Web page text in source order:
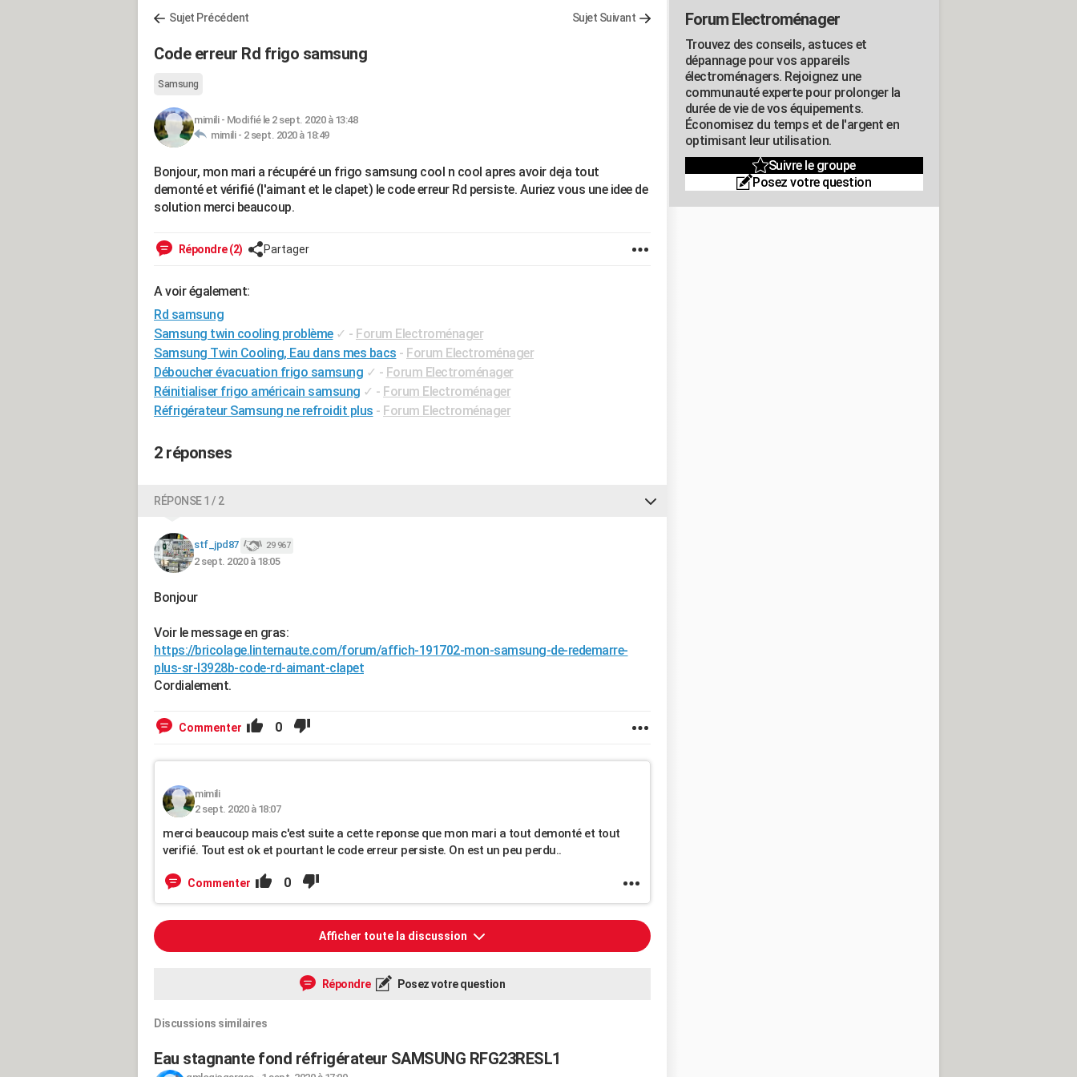
Sujet Précédent Sujet Suivant
Code erreur Rd frigo samsung
Samsung
mimili- Modifié le 2 sept. 2020 à 13:48
mimili - 2 sept. 2020 à 18:49
Bonjour, mon mari a récupéré un frigo samsung cool n cool apres avoir deja tout
demonté et vérifié (l'aimant et le clapet) le code erreur Rd persiste. Auriez vous une idee de
solution merci beaucoup.
Répondre (2) Partager
A voir également:
Rd samsung
Samsung twin cooling problème ✓ - Forum Electroménager
Samsung Twin Cooling, Eau dans mes bacs - Forum Electroménager
Déboucher évacuation frigo samsung ✓ - Forum Electroménager
Réinitialiser frigo américain samsung ✓ - Forum Electroménager
Réfrigérateur Samsung ne refroidit plus - Forum Electroménager
2 réponses
RÉPONSE 1 / 2
stf_jpd87 29 967
2 sept. 2020 à 18:05
Bonjour
Voir le message en gras:
https://bricolage.linternaute.com/forum/affich-191702-mon-samsung-de-redemarre-
plus-sr-l3928b-code-rd-aimant-clapet
Cordialement.
Commenter 0
mimili
2 sept. 2020 à 18:07
merci beaucoup mais c'est suite a cette reponse que mon mari a tout demonté et tout
verifié. Tout est ok et pourtant le code erreur persiste. On est un peu perdu..
Commenter 0
Afficher toute la discussion
Répondre Posez votre question
Discussions similaires
Eau stagnante fond réfrigérateur SAMSUNG RFG23RESL1
Forum Electroménager
Trouvez des conseils, astuces et
dépannage pour vos appareils
électroménagers. Rejoignez une
communauté experte pour prolonger la
durée de vie de vos équipements.
Économisez du temps et de l'argent en
optimisant leur utilisation.
Suivre le groupe
Posez votre question